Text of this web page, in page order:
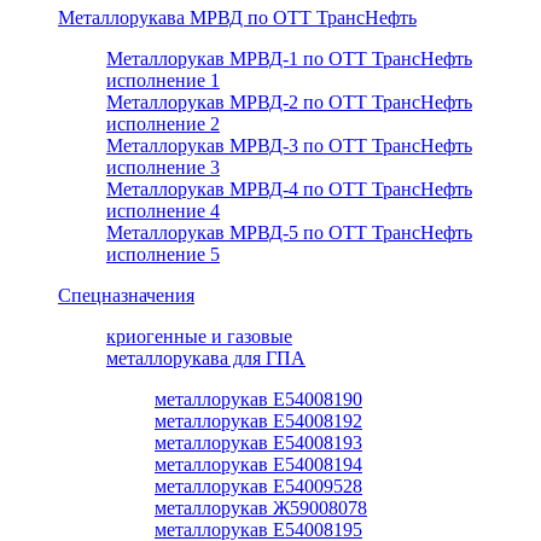
Металлорукава МРВД по ОТТ ТрансНефть
Металлорукав МРВД-1 по ОТТ ТрансНефть
исполнение 1
Металлорукав МРВД-2 по ОТТ ТрансНефть
исполнение 2
Металлорукав МРВД-3 по ОТТ ТрансНефть
исполнение 3
Металлорукав МРВД-4 по ОТТ ТрансНефть
исполнение 4
Металлорукав МРВД-5 по ОТТ ТрансНефть
исполнение 5
Спецназначения
криогенные и газовые
металлорукава для ГПА
металлорукав Е54008190
металлорукав Е54008192
металлорукав Е54008193
металлорукав Е54008194
металлорукав Е54009528
металлорукав Ж59008078
металлорукав Е54008195